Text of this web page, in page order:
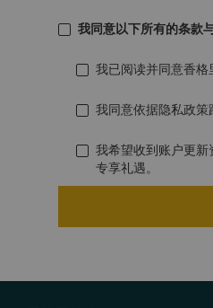
我同意以下所有的条款
我已阅读并同意香格
我同意依据隐私政
我希望收到账户更
专享礼遇。